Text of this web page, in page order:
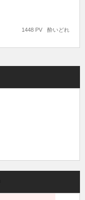
酔いどれ
1448 PV